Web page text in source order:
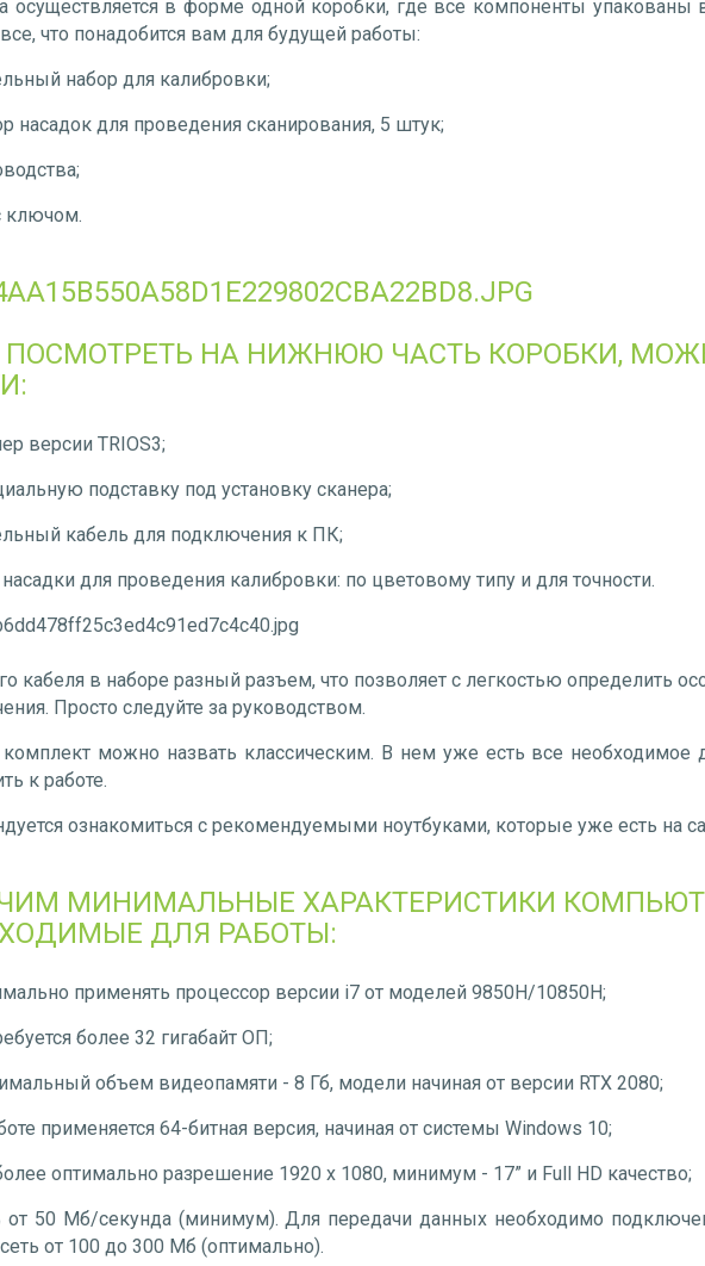
осуществляется в форме одной коробки, где все компоненты
что понадобится вам для будущей работы:
набор для калибровки;
насадок для проведения сканирования, 5 штук;
ключом.
ПОСМОТРЕТЬ НА НИЖНЮЮ ЧАСТЬ КОРОБКИ,
версии TRIOS3;
подставку под установку сканера;
кабель для подключения к ПК;
для проведения калибровки: по цветовому типу и для точности.
кабеля в наборе разный разъем, что позволяет с легкостью определить
Просто следуйте за руководством.
можно назвать классическим. В нем уже есть все необходимое
к работе.
ознакомиться с рекомендуемыми ноутбуками, которые уже есть на
МИНИМАЛЬНЫЕ ХАРАКТЕРИСТИКИ
ДЛЯ РАБОТЫ:
применять процессор версии i7 от моделей 9850H/10850H;
более 32 гигабайт ОП;
объем видеопамяти - 8 Гб, модели начиная от версии RTX 2080;
применяется 64-битная версия, начиная от системы Windows 10;
оптимально разрешение 1920 x 1080, минимум - 17” и Full HD качество;
от 50 Мб/секунда (минимум). Для передачи данных необходимо
от 100 до 300 Мб (оптимально).